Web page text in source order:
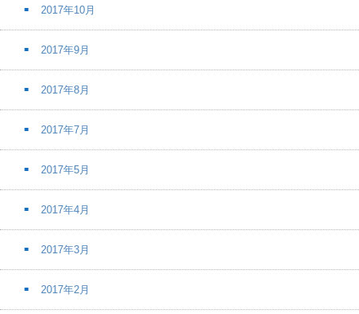
2017年10月
2017年9月
2017年8月
2017年7月
2017年5月
2017年4月
2017年3月
2017年2月